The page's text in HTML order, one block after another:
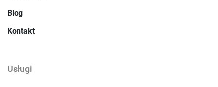
Blog
Kontakt
Usługi